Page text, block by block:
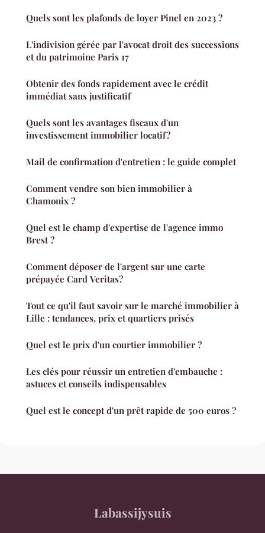
Quels sont les plafonds de loyer Pinel en 2023 ?
L'indivision gérée par l'avocat droit des successions
et du patrimoine Paris 17
Obtenir des fonds rapidement avec le crédit
immédiat sans justificatif
Quels sont les avantages fiscaux d'un
investissement immobilier locatif ?
Mail de confirmation d'entretien : le guide complet
Comment vendre son bien immobilier à
Chamonix ?
Quel est le champ d'expertise de l'agence immo
Brest ?
Comment déposer de l'argent sur une carte
prépayée Card Veritas?
Tout ce qu'il faut savoir sur le marché immobilier à
Lille : tendances, prix et quartiers prisés
Quel est le prix d'un courtier immobilier ?
Les clés pour réussir un entretien d'embauche :
astuces et conseils indispensables
Quel est le concept d'un prêt rapide de 500 euros ?
Labassijysuis